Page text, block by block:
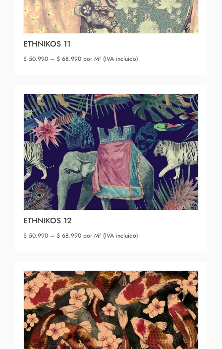
ETHNIKOS 11
$50.990 – $68.990por M² (IVA incluido)
ETHNIKOS 12
$50.990 – $68.990por M² (IVA incluido)